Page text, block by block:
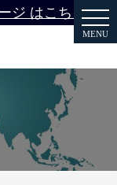
ジ はこちら
MENU